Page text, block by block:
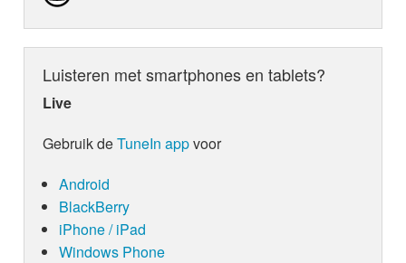
Luisteren met smartphones en tablets?
Live
Gebruik deTuneIn appvoor
Android
BlackBerry
iPhone / iPad
Windows Phone